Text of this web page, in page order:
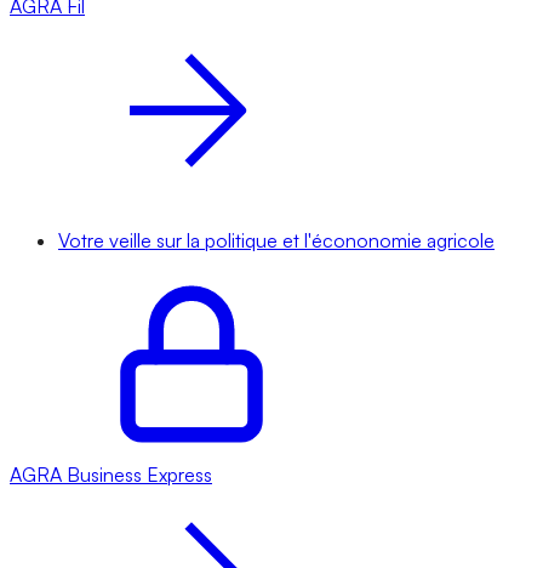
AGRA Fil
Votre veille sur la politique et l'écononomie agricole
AGRA Business Express